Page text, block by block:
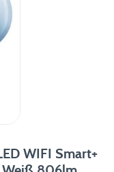
WIFI Smart+